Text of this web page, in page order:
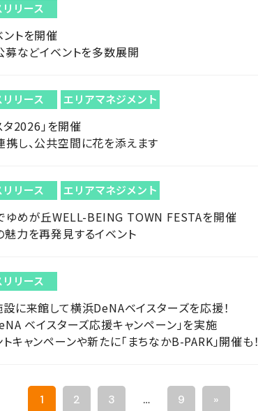
リース
トを開催
募などイベントを多数展開
リース エリアマネジメント
タ2026」を開催
し、公共空間に花を添えます
リース エリアマネジメント
ゆめが丘WELL-BEING TOWN FESTAを開催
力を再発見するイベント
リース
に来館して横浜DeNAベイスターズを応援！
ベイスターズ応援キャンペーン」を実施
キャンペーンや新たに「まちなかB-PARK」開催も！
1 2 3 … 9 »